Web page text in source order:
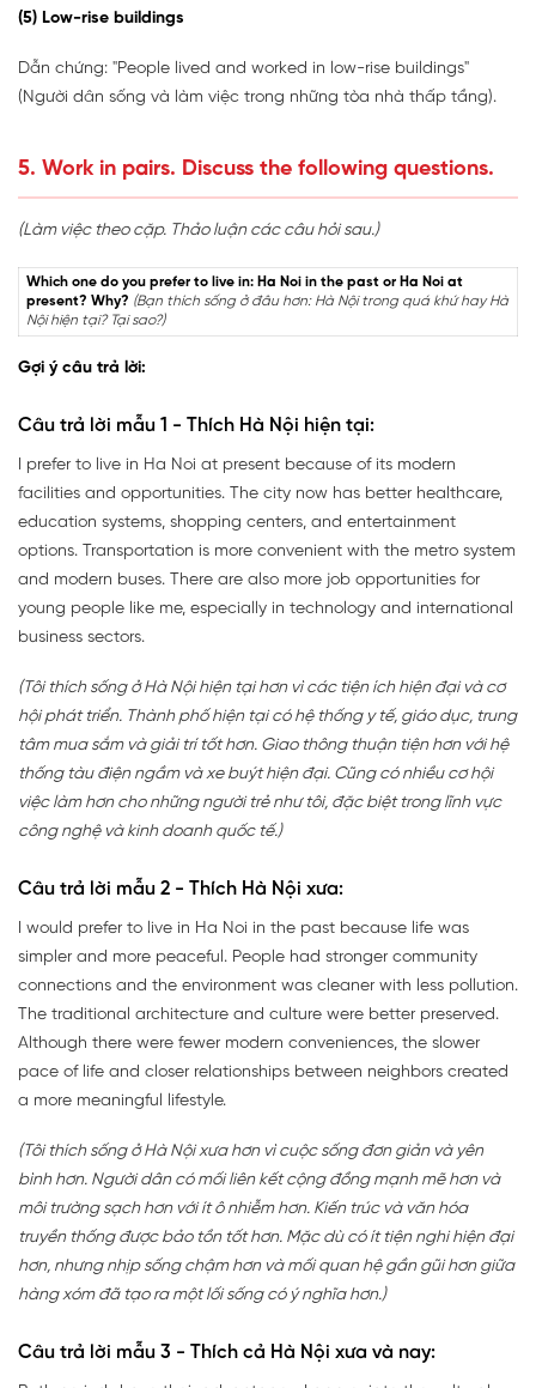
(5) Low-rise buildings
Dẫn chứng: "People lived and worked in low-rise buildings"
(Người dân sống và làm việc trong những tòa nhà thấp tầng).
5. Work in pairs. Discuss the following questions.
(Làm việc theo cặp. Thảo luận các câu hỏi sau.)
Which one do you prefer to live in: Ha Noi in the past or Ha Noi at
present? Why? (Bạn thích sống ở đâu hơn: Hà Nội trong quá khứ hay Hà
Nội hiện tại? Tại sao?)
Gợi ý câu trả lời:
Câu trả lời mẫu 1 - Thích Hà Nội hiện tại:
I prefer to live in Ha Noi at present because of its modern
facilities and opportunities. The city now has better healthcare,
education systems, shopping centers, and entertainment
options. Transportation is more convenient with the metro system
and modern buses. There are also more job opportunities for
young people like me, especially in technology and international
business sectors.
(Tôi thích sống ở Hà Nội hiện tại hơn vì các tiện ích hiện đại và cơ
hội phát triển. Thành phố hiện tại có hệ thống y tế, giáo dục, trung
tâm mua sắm và giải trí tốt hơn. Giao thông thuận tiện hơn với hệ
thống tàu điện ngầm và xe buýt hiện đại. Cũng có nhiều cơ hội
việc làm hơn cho những người trẻ như tôi, đặc biệt trong lĩnh vực
công nghệ và kinh doanh quốc tế.)
Câu trả lời mẫu 2 - Thích Hà Nội xưa:
I would prefer to live in Ha Noi in the past because life was
simpler and more peaceful. People had stronger community
connections and the environment was cleaner with less pollution.
The traditional architecture and culture were better preserved.
Although there were fewer modern conveniences, the slower
pace of life and closer relationships between neighbors created
a more meaningful lifestyle.
(Tôi thích sống ở Hà Nội xưa hơn vì cuộc sống đơn giản và yên
bình hơn. Người dân có mối liên kết cộng đồng mạnh mẽ hơn và
môi trường sạch hơn với ít ô nhiễm hơn. Kiến trúc và văn hóa
truyền thống được bảo tồn tốt hơn. Mặc dù có ít tiện nghi hiện đại
hơn, nhưng nhịp sống chậm hơn và mối quan hệ gần gũi hơn giữa
hàng xóm đã tạo ra một lối sống có ý nghĩa hơn.)
Câu trả lời mẫu 3 - Thích cả Hà Nội xưa và nay: